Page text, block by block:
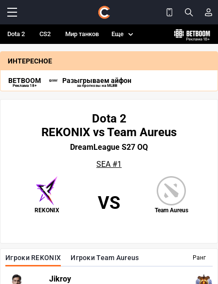
Dota 2 CS2 Мир танков Еще
ИНТЕРЕСНОЕ
BETBOOM
Реклама 18+
Разыгрываем айфон
за прогнозы на MLBB
Ранг
Игроки REKONIX Игроки Team Aureus
Jikroy
Dota 2
REKONIX vs Team Aureus
DreamLeague S27 OQ
SEA #1
REKONIX Team Aureus
VS